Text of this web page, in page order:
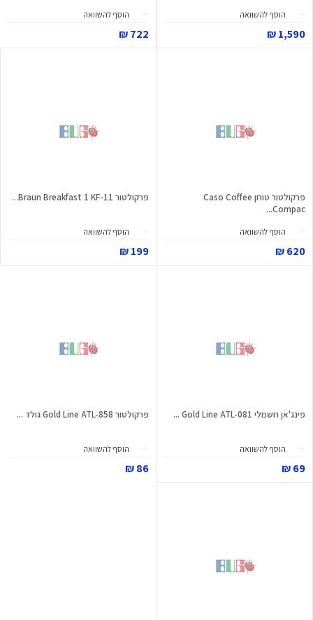
הוסף להשוואה
1,590 ₪
הוסף להשוואה
722 ₪
פרקולטור טוחן Caso Coffee
Compac...
הוסף להשוואה
620 ₪
פרקולטור Braun Breakfast 1 KF-11...
הוסף להשוואה
199 ₪
פינג'אן חשמלי Gold Line ATL-081 ...
הוסף להשוואה
69 ₪
פרקולטור Gold Line ATL-858 גולד ...
הוסף להשוואה
86 ₪